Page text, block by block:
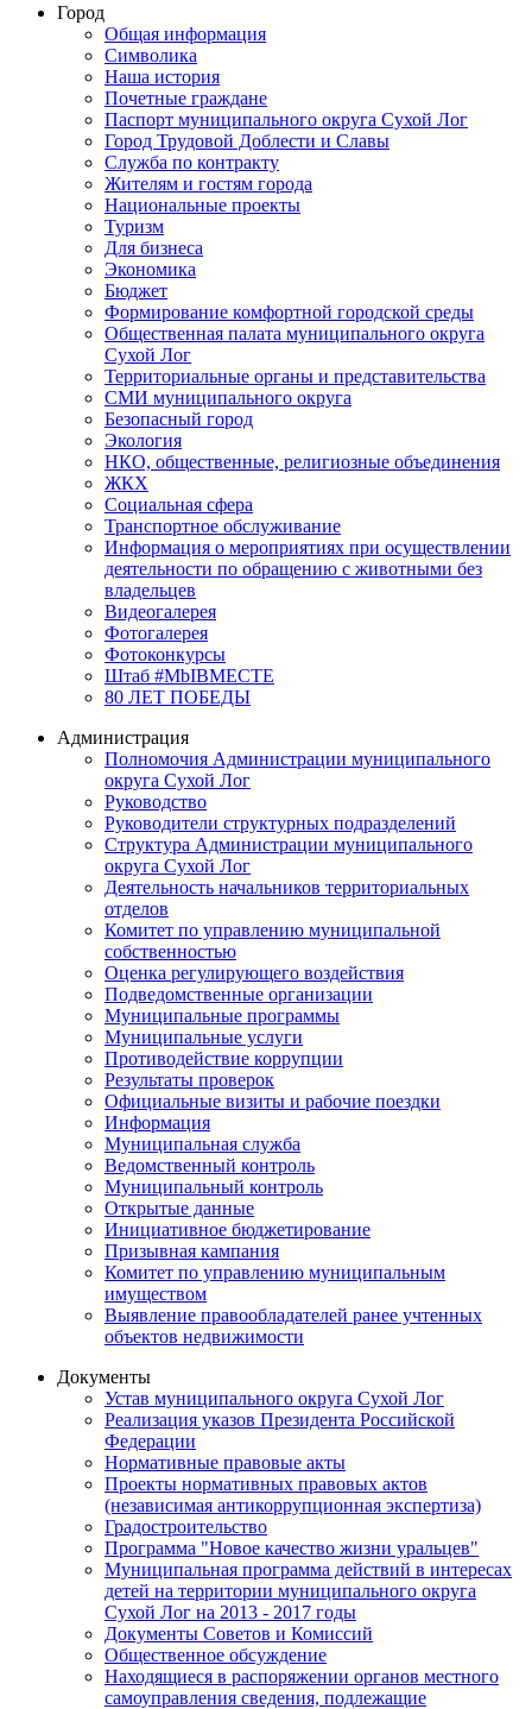
Город
Общая информация
Символика
Наша история
Почетные граждане
Паспорт муниципального округа Сухой Лог
Город Трудовой Доблести и Славы
Служба по контракту
Жителям и гостям города
Национальные проекты
Туризм
Для бизнеса
Экономика
Бюджет
Формирование комфортной городской среды
Общественная палата муниципального округа
Сухой Лог
Территориальные органы и представительства
СМИ муниципального округа
Безопасный город
Экология
НКО, общественные, религиозные объединения
ЖКХ
Социальная сфера
Транспортное обслуживание
Информация о мероприятиях при осуществлении
деятельности по обращению с животными без
владельцев
Видеогалерея
Фотогалерея
Фотоконкурсы
Штаб #MbIBMECTE
80 ЛЕТ ПОБЕДЫ
Администрация
Полномочия Администрации муниципального
округа Сухой Лог
Руководство
Руководители структурных подразделений
Структура Администрации муниципального
округа Сухой Лог
Деятельность начальников территориальных
отделов
Комитет по управлению муниципальной
собственностью
Оценка регулирующего воздействия
Подведомственные организации
Муниципальные программы
Муниципальные услуги
Противодействие коррупции
Результаты проверок
Официальные визиты и рабочие поездки
Информация
Муниципальная служба
Ведомственный контроль
Муниципальный контроль
Открытые данные
Инициативное бюджетирование
Призывная кампания
Комитет по управлению муниципальным
имуществом
Выявление правообладателей ранее учтенных
объектов недвижимости
Документы
Устав муниципального округа Сухой Лог
Реализация указов Президента Российской
Федерации
Нормативные правовые акты
Проекты нормативных правовых актов
(независимая антикоррупционная экспертиза)
Градостроительство
Программа "Новое качество жизни уральцев"
Муниципальная программа действий в интересах
детей на территории муниципального округа
Сухой Лог на 2013 - 2017 годы
Документы Советов и Комиссий
Общественное обсуждение
Находящиеся в распоряжении органов местного
самоуправления сведения, подлежащие